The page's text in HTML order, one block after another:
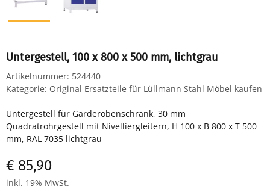
Untergestell, 100 x 800 x 500 mm, lichtgrau
Artikelnummer: 524440
Kategorie: Original Ersatzteile für Lüllmann Stahl Möbel kaufen
Untergestell für Garderobenschrank, 30 mm
Quadratrohrgestell mit Nivelliergleitern, H 100 x B 800 x T 500
mm, RAL 7035 lichtgrau
€ 85,90
inkl. 19% MwSt.